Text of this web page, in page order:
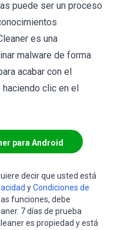
puede ser un proceso
es una
malware de forma
acabar con el
clic en el
para Android
decir que usted está
yCondiciones de
funciones, debe
7 días de prueba
es propiedad y está